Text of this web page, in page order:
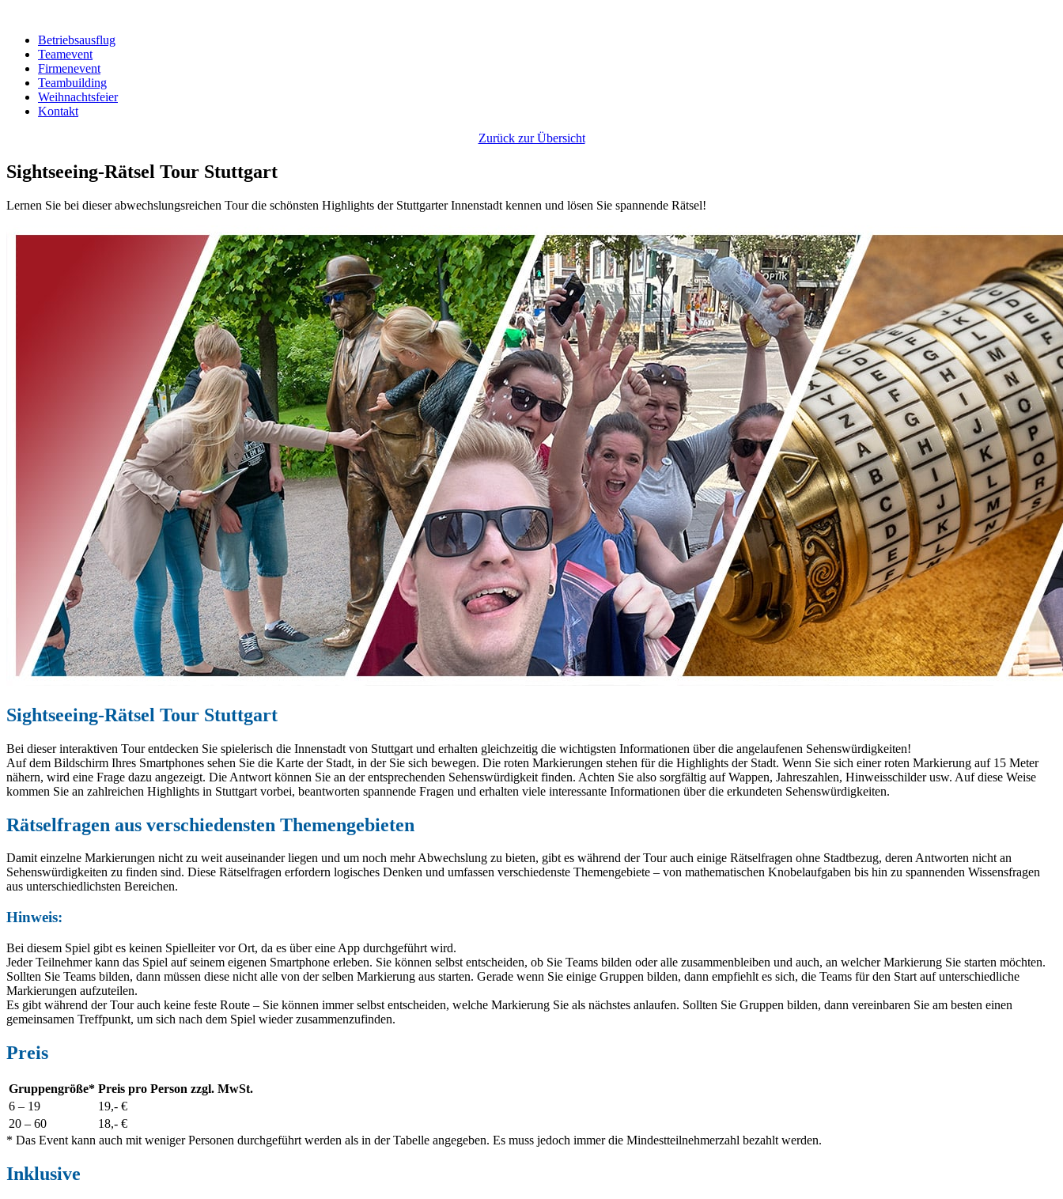
Betriebsausflug
Teamevent
Firmenevent
Teambuilding
Weihnachtsfeier
Kontakt
Zurück zur Übersicht
Sightseeing-Rätsel Tour Stuttgart
Lernen Sie bei dieser abwechslungsreichen Tour die schönsten Highlights der Stuttgarter Innenstadt kennen und lösen Sie spannende Rätsel!
Sightseeing-Rätsel Tour Stuttgart
Bei dieser interaktiven Tour entdecken Sie spielerisch die Innenstadt von Stuttgart und erhalten gleichzeitig die wichtigsten Informationen über die angelaufenen Sehenswürdigkeiten!
Auf dem Bildschirm Ihres Smartphones sehen Sie die Karte der Stadt, in der Sie sich bewegen. Die roten Markierungen stehen für die Highlights der Stadt. Wenn Sie sich einer roten Markierung auf 15 Meter
nähern, wird eine Frage dazu angezeigt. Die Antwort können Sie an der entsprechenden Sehenswürdigkeit finden. Achten Sie also sorgfältig auf Wappen, Jahreszahlen, Hinweisschilder usw. Auf diese Weise
kommen Sie an zahlreichen Highlights in Stuttgart vorbei, beantworten spannende Fragen und erhalten viele interessante Informationen über die erkundeten Sehenswürdigkeiten.
Rätselfragen aus verschiedensten Themengebieten
Damit einzelne Markierungen nicht zu weit auseinander liegen und um noch mehr Abwechslung zu bieten, gibt es während der Tour auch einige Rätselfragen ohne Stadtbezug, deren Antworten nicht an
Sehenswürdigkeiten zu finden sind. Diese Rätselfragen erfordern logisches Denken und umfassen verschiedenste Themengebiete – von mathematischen Knobelaufgaben bis hin zu spannenden Wissensfragen
aus unterschiedlichsten Bereichen.
Hinweis:
Bei diesem Spiel gibt es keinen Spielleiter vor Ort, da es über eine App durchgeführt wird.
Jeder Teilnehmer kann das Spiel auf seinem eigenen Smartphone erleben. Sie können selbst entscheiden, ob Sie Teams bilden oder alle zusammenbleiben und auch, an welcher Markierung Sie starten möchten.
Sollten Sie Teams bilden, dann müssen diese nicht alle von der selben Markierung aus starten. Gerade wenn Sie einige Gruppen bilden, dann empfiehlt es sich, die Teams für den Start auf unterschiedliche
Markierungen aufzuteilen.
Es gibt während der Tour auch keine feste Route – Sie können immer selbst entscheiden, welche Markierung Sie als nächstes anlaufen. Sollten Sie Gruppen bilden, dann vereinbaren Sie am besten einen
gemeinsamen Treffpunkt, um sich nach dem Spiel wieder zusammenzufinden.
Preis
Gruppengröße* Preis pro Person zzgl. MwSt.
6 – 19
19,- €
20 – 60
18,- €
* Das Event kann auch mit weniger Personen durchgeführt werden als in der Tabelle angegeben. Es muss jedoch immer die Mindestteilnehmerzahl bezahlt werden.
Inklusive